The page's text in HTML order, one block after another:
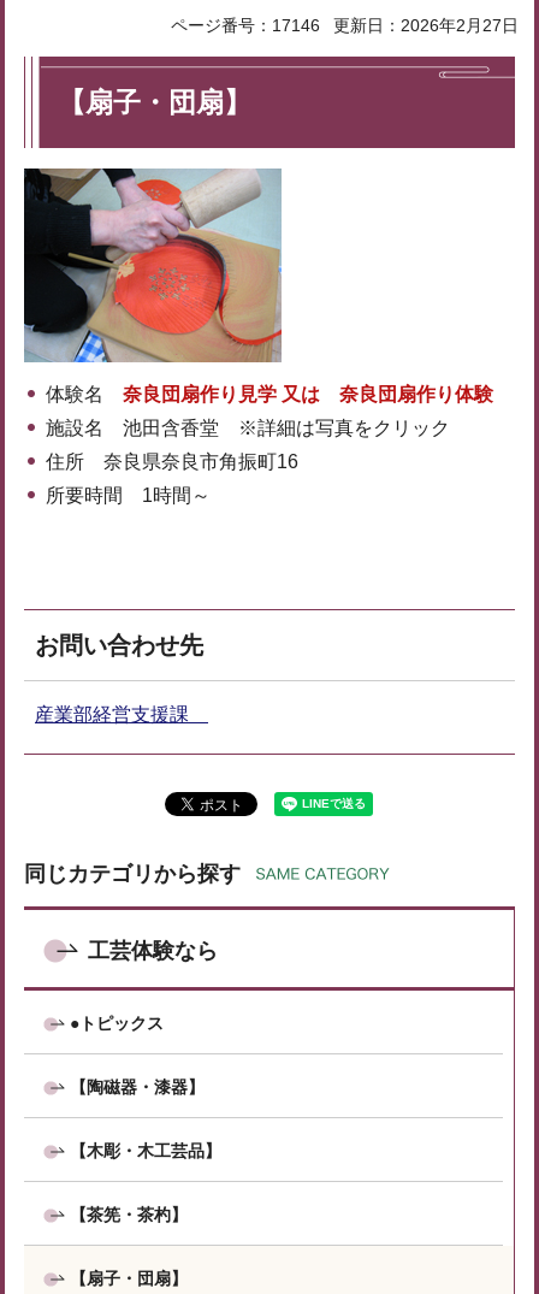
ページ番号：17146 更新日：2026年2月27日
【扇子・団扇】
体験名 奈良団扇作り見学 又は 奈良団扇作り体験
施設名 池田含香堂 ※詳細は写真をクリック
住所 奈良県奈良市角振町16
所要時間 1時間～
お問い合わせ先
産業部経営支援課
同じカテゴリから探す
工芸体験なら
●トピックス
【陶磁器・漆器】
【木彫・木工芸品】
【茶筅・茶杓】
【扇子・団扇】